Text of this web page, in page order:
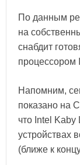
По данным
на
снабдит
процессором
Напомним,
показано на
что Intel
устройствах
(ближе к